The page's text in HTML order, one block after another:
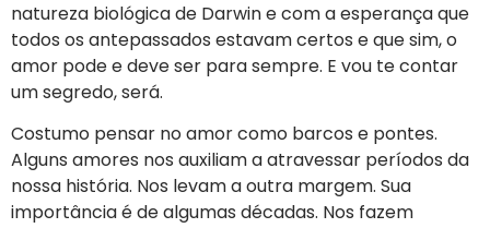
natureza biológica de Darwin e com a esperança que
todos os antepassados estavam certos e que sim, o
amor pode e deve ser para sempre. E vou te contar
um segredo, será.
Costumo pensar no amor como barcos e pontes.
Alguns amores nos auxiliam a atravessar períodos da
nossa história. Nos levam a outra margem. Sua
importância é de algumas décadas. Nos fazem